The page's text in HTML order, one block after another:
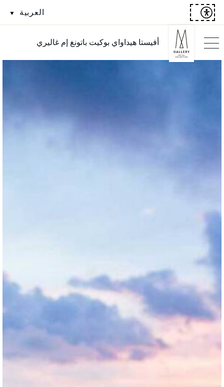
العربية
أفيستا هيداواي بوكيت باتونغ إم غاليري